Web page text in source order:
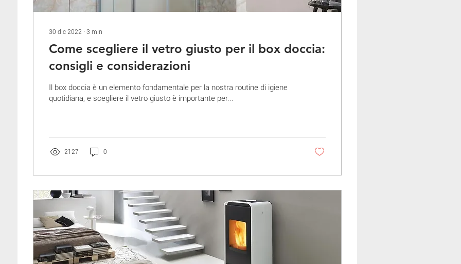
30 dic 2022 ∙ 3 min
Come scegliere il vetro giusto per il box doccia:
consigli e considerazioni
Il box doccia è un elemento fondamentale per la nostra routine di igiene
quotidiana, e scegliere il vetro giusto è importante per...
2127 0